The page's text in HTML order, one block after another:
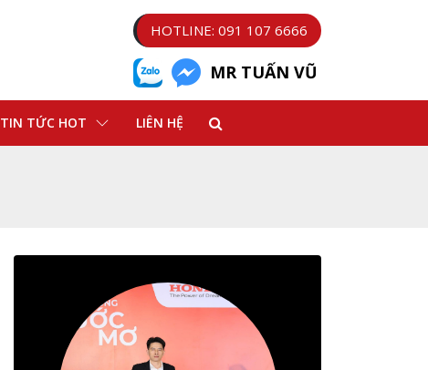
HOTLINE: 091 107 6666
MR TUẤN VŨ
TIN TỨC HOT LIÊN HỆ